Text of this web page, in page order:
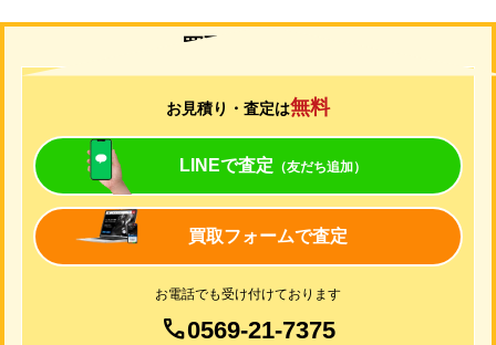
買取について
お見積り・査定は無料
LINEで査定 （友だち追加）
買取フォームで査定
お電話でも受け付けております
0569-21-7375